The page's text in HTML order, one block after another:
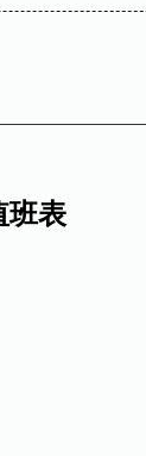
班表